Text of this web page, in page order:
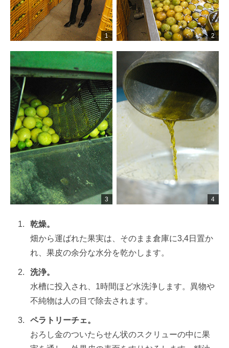
乾燥。
畑から運ばれた果実は、そのまま倉庫に3,4日置か
れ、果皮の余分な水分を乾かします。
洗浄。
水槽に投入され、1時間ほど水洗浄します。異物や
不純物は人の目で除去されます。
ペラトリーチェ。
おろし金のついたらせん状のスクリューの中に果